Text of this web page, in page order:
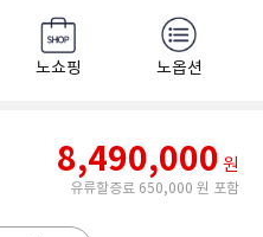
노쇼핑 노옵션
8,490,000 원
유류할증료 650,000 원 포함